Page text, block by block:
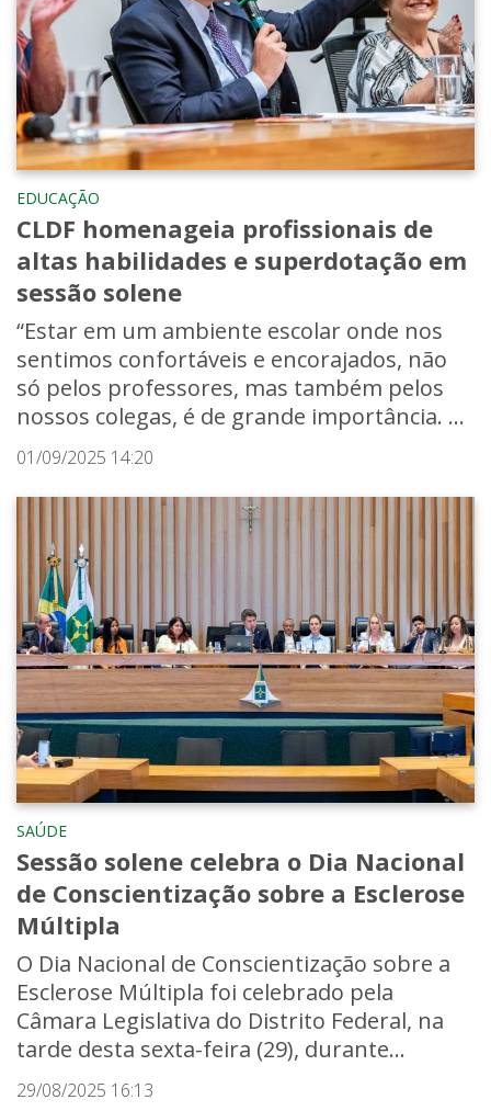
EDUCAÇÃO
CLDF homenageia profissionais de
altas habilidades e superdotação em
sessão solene
“Estar em um ambiente escolar onde nos
sentimos confortáveis e encorajados, não
só pelos professores, mas também pelos
nossos colegas, é de grande importância. ...
01/09/2025 14:20
SAÚDE
Sessão solene celebra o Dia Nacional
de Conscientização sobre a Esclerose
Múltipla
O Dia Nacional de Conscientização sobre a
Esclerose Múltipla foi celebrado pela
Câmara Legislativa do Distrito Federal, na
tarde desta sexta-feira (29), durante...
29/08/2025 16:13